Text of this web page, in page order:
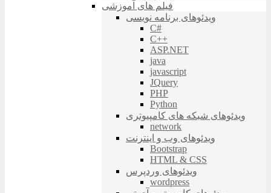
فیلم های آموزشی
ویدئوهای برنامه نویسی
C#
C++
ASP.NET
java
javascript
JQuery
PHP
Python
ویدئوهای شبکه های کامپیوتری
network
ویدئوهای وب و اینترنت
Bootstrap
HTML & CSS
ویدئوهای وردپرس
wordpress